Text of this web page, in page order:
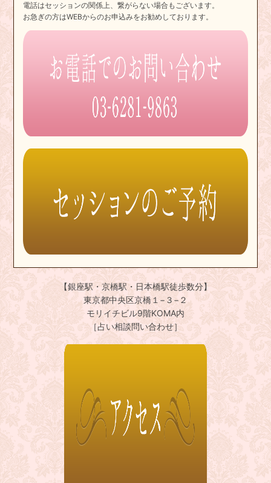
電話はセッションの関係上、繋がらない場合もございます。
お急ぎの方はWEBからのお申込みをお勧めしております。
【銀座駅・京橋駅・日本橋駅徒歩数分】
東京都中央区京橋１−３−２
モリイチビル9階KOMA内
［占い相談問い合わせ］